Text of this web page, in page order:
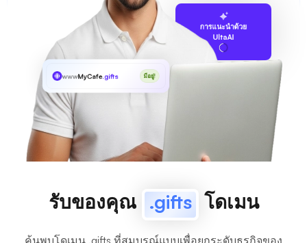
การแนะนำด้วย
UltaAI
wwwMyCafe.gifts มีอยู่!
รับของคุณ .gifts โดเมน
ค้นพบโดเมน .gifts ที่สมบูรณ์แบบเพื่อยกระดับธุรกิจของ